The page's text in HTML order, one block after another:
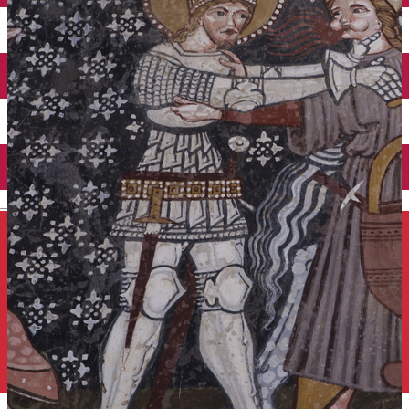
English
Închirieri auto
Închirieri de biciclete